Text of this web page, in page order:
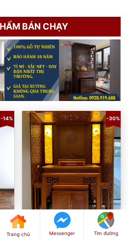
BÁN CHẠY
-14% -30%
Bàn thờ gia tiên gỗ hương
BTD2061
Trang chủ Messenger Tìm đường